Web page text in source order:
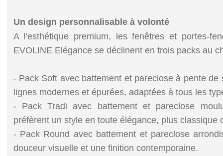
Un design personnalisable à volonté
A l’esthétique premium, les fenêtres et portes-
EVOLINE Elégance se déclinent en trois packs au
- Pack Soft avec battement et pareclose à pente de
lignes modernes et épurées, adaptées à tous les
- Pack Tradi avec battement et pareclose
préfèrent un style en toute élégance, plus classique
- Pack Round avec battement et pareclose
douceur visuelle et une finition contemporaine.